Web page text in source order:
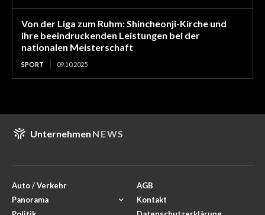
Von der Liga zum Ruhm: Shincheonji-Kirche und
ihre beeindruckenden Leistungen bei der
nationalen Meisterschaft
SPORT 09.10.2025
Unternehmen NEWS
Auto / Verkehr
Panorama
AGB
Kontakt